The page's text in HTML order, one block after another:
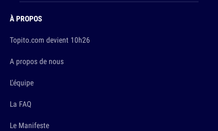
À PROPOS
Topito.com devient 10h26
A propos de nous
L'équipe
La FAQ
Le Manifeste